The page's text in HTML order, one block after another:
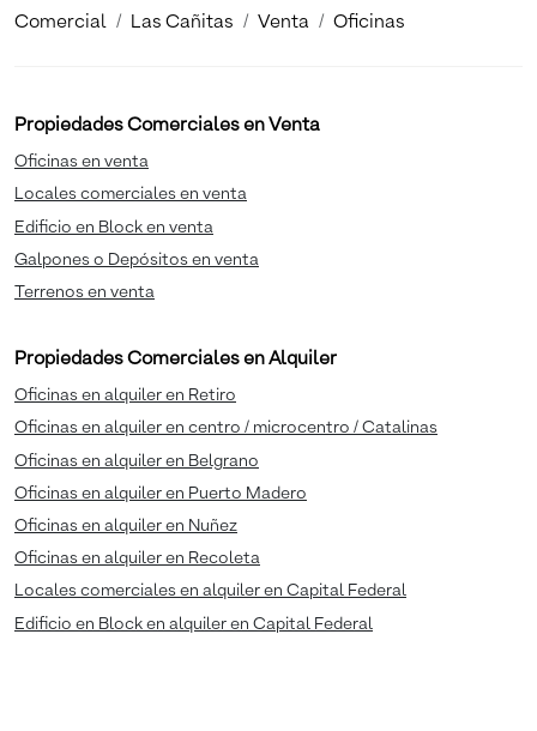
Comercial Las Cañitas Venta Oficinas
Propiedades Comerciales en Venta
Oficinas en venta
Locales comerciales en venta
Edificio en Block en venta
Galpones o Depósitos en venta
Terrenos en venta
Propiedades Comerciales en Alquiler
Oficinas en alquiler en Retiro
Oficinas en alquiler en centro / microcentro / Catalinas
Oficinas en alquiler en Belgrano
Oficinas en alquiler en Puerto Madero
Oficinas en alquiler en Nuñez
Oficinas en alquiler en Recoleta
Locales comerciales en alquiler en Capital Federal
Edificio en Block en alquiler en Capital Federal